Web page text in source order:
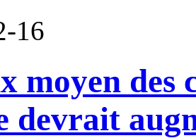
16
moyen des
devrait